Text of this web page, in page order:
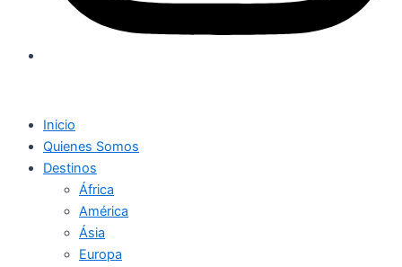
Inicio
Quienes Somos
Destinos
África
América
Ásia
Europa